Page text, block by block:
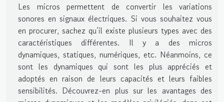
Les micros permettent de convertir les variations
sonores en signaux électriques. Si vous souhaitez vous
en procurer, sachez qu’il existe plusieurs types avec des
caractéristiques différentes. Il y a des micros
dynamiques, statiques, numériques, etc. Néanmoins, ce
sont les dynamiques qui sont les plus appréciés et
adoptés en raison de leurs capacités et leurs faibles
sensibilités. Découvrez-en plus sur les avantages des